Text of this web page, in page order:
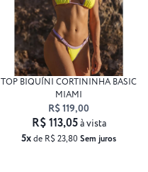
TOP BIQUÍNI CORTININHA BASIC
MIAMI
R$ 119,00
5xde R$ 23,80 Sem juros
R$ 113,05à vista